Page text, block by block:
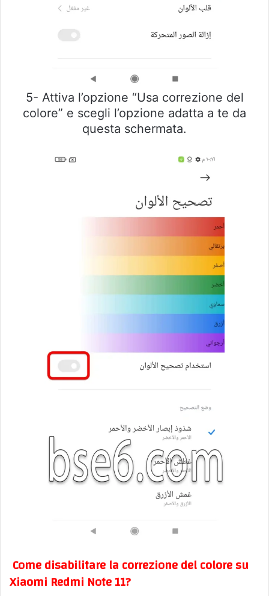
5- Attiva l’opzione “Usa correzione del
colore” e scegli l’opzione adatta a te da
questa schermata.
Come disabilitare la correzione del colore su
Xiaomi Redmi Note 11?